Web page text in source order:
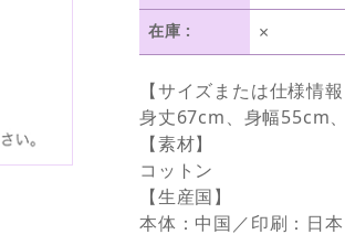
在庫 : ×
【サイズまたは仕様情報
身丈67cm、身幅55cm
【素材】
コットン
【生産国】
本体：中国／印刷：日本